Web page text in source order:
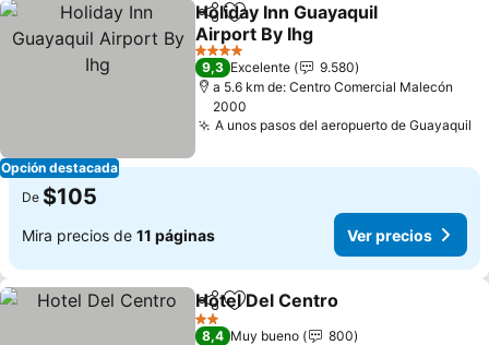
Opción destacada
CompartirAgregar a favoritos
Holiday Inn Guayaquil
Airport By Ihg
Ver precios
4 Estrellas
9,3 Excelente
9.580
a 5.6 km de: Centro Comercial Malecón
2000
A unos pasos del aeropuerto de Guayaquil
De $105
Mira precios de 11 páginas Ver precios
CompartirAgregar a favoritos
Hotel Del Centro
2 Estrellas
8,4 Muy bueno
800